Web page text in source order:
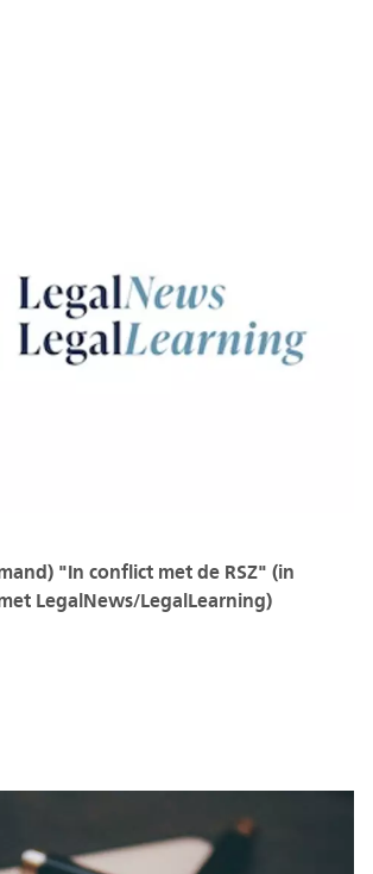
"In conflict met de RSZ" (in
LegalNews/LegalLearning)